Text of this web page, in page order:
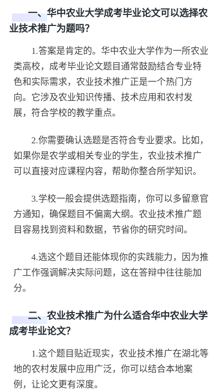
一、华中农业大学成考毕业论文可以选择农
业技术推广为题吗？
1.答案是肯定的。华中农业大学作为一所农业
类高校，成考毕业论文题目通常鼓励结合专业特
色和实际需求，农业技术推广正是一个热门方
向。它涉及农业知识传播、技术应用和农村发
展，符合学校的教学重点。
2.你需要确认选题是否符合专业要求。比如，
如果你是农学或相关专业的学生，农业技术推广
可以直接对应课程内容，帮助你整合所学知识。
3.学校一般会提供选题指南，你可以多留意官
方通知，确保题目不偏离大纲。农业技术推广题
目容易找到资料和数据，节省你的研究时间。
4.选这个题目还能体现你的实践能力，因为推
广工作强调解决实际问题，这在答辩中往往能加
分。
二、农业技术推广为什么适合华中农业大学
成考毕业论文？
1.这个题目贴近现实，农业技术推广在湖北等
地的农村发展中应用广泛，你可以结合本地案
例，让论文更有深度。